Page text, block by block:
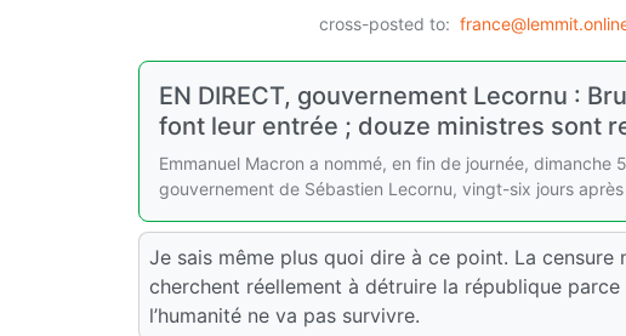
cross-posted to:
EN DIRECT, gouvernement Lecornu :
font leur entrée ; douze ministres sont
Emmanuel Macron a nommé, en fin de journée,
gouvernement de Sébastien Lecornu, vingt-six jours
Je sais même plus quoi dire à ce point. La censure
cherchent réellement à détruire la république
l’humanité ne va pas survivre.